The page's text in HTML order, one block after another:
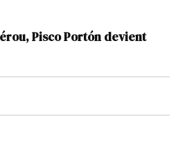
Pisco Portón devient